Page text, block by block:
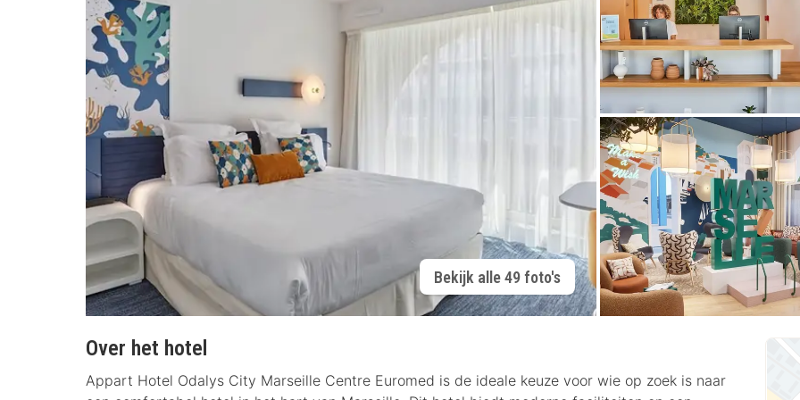
Bekijk alle 49 foto's
Over het hotel
Appart Hotel Odalys City Marseille Centre Euromed is de ideale keuze voor wie op zoek is naar